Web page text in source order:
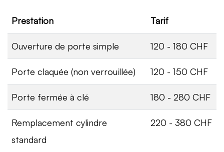
Prestation Tarif
Ouverture de porte simple 120 - 180 CHF
Porte claquée (non verrouillée) 120 - 150 CHF
Porte fermée à clé 180 - 280 CHF
Remplacement cylindre
standard
220 - 380 CHF